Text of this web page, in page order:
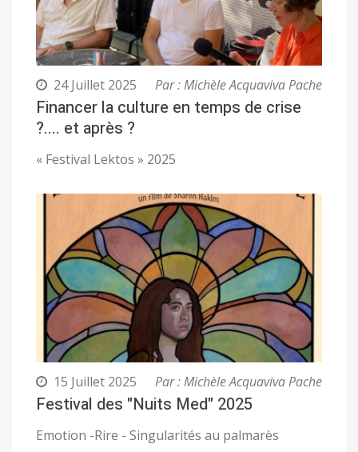
24 Juillet 2025 Par : Michèle Acquaviva Pache
Financer la culture en temps de crise
?.... et après ?
« Festival Lektos » 2025
15 Juillet 2025 Par : Michèle Acquaviva Pache
Festival des "Nuits Med" 2025
Emotion -Rire - Singularités au palmarès